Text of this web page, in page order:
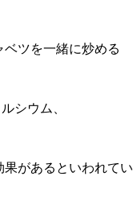
ベツを一緒に炒める
シウム、
があるといわれてい